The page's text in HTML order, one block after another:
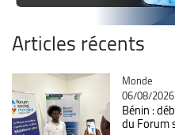
Articles récents
Catégorie
Monde
06/08/
Bénin :
du Forum